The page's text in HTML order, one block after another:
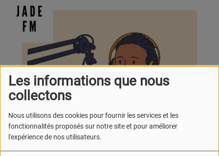
Les informations que nous
collectons
Nous utilisons des cookies pour fournir les services et les
fonctionnalités proposés sur notre site et pour améliorer
l'expérience de nos utilisateurs.